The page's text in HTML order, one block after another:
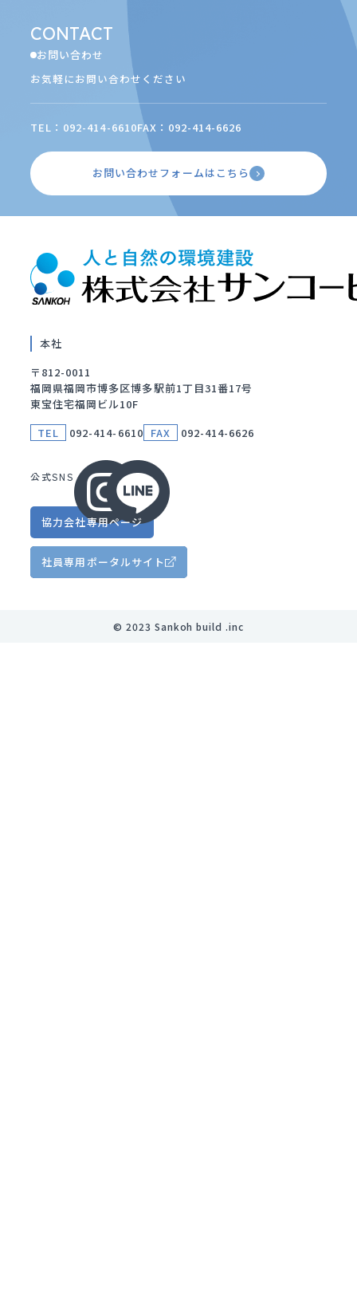
CONTACT
お問い合わせ
お気軽にお問い合わせください
TEL：092-414-6610FAX：092-414-6626
お問い合わせフォームはこちら
本社
〒812-0011
福岡県福岡市博多区博多駅前1丁目31番17号
東宝住宅福岡ビル10F
TEL
092-414-6610 FAX 092-414-6626
公式SNS
協力会社専用ページ
社員専用 ポータルサイト
©︎ 2023 Sankoh build .inc